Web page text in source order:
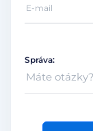
Správa: